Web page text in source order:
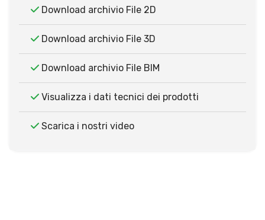
Download archivio File 2D
Download archivio File 3D
Download archivio File BIM
Visualizza i dati tecnici dei prodotti
Scarica i nostri video